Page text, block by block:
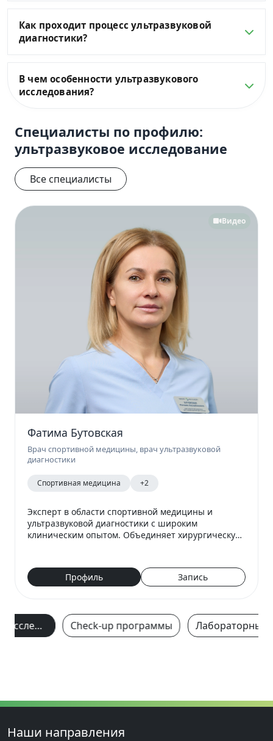
Как проходит процесс ультразвуковой
диагностики?
В чем особенности ультразвукового
исследования?
Специалисты по профилю:
ультразвуковое исследование
Все специалисты
Видео
Фатима Бутовская
Врач спортивной медицины, врач ультразвуковой
диагностики
Спортивная медицина +2
Эксперт в области спортивной медицины и
ультразвуковой диагностики с широким
клиническим опытом. Объединяет хирургическую
Профиль
Запись
Ультразвуковое исследование Check-up программы
Наши направления